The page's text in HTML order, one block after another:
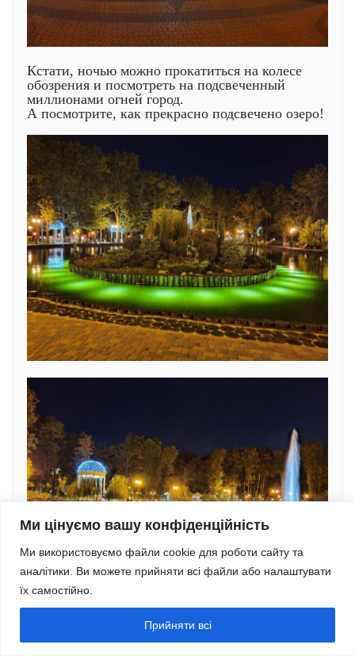
Ми цінуємо вашу конфіденційність
Ми використовуємо файли cookie для роботи сайту та
аналітики. Ви можете прийняти всі файли або налаштувати
їх самостійно.
Прийняти всі
Кстати, ночью можно прокатиться на колесе
обозрения и посмотреть на подсвеченный
миллионами огней город.
А посмотрите, как прекрасно подсвечено озеро!